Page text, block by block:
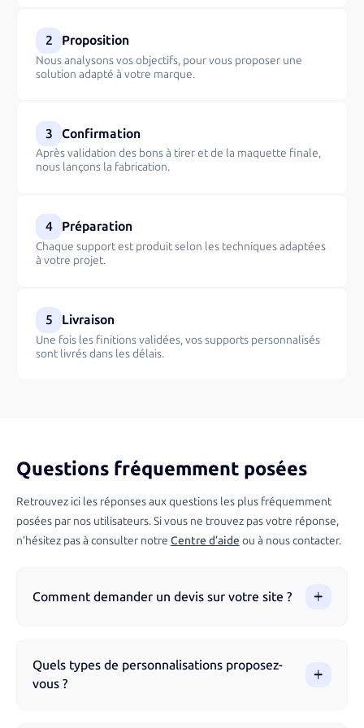
2 Proposition
Nous analysons vos objectifs, pour vous proposer une
solution adapté à votre marque.
3 Confirmation
Après validation des bons à tirer et de la maquette finale,
nous lançons la fabrication.
4 Préparation
Chaque support est produit selon les techniques adaptées
à votre projet.
5 Livraison
Une fois les finitions validées, vos supports personnalisés
sont livrés dans les délais.
Questions fréquemment posées
Retrouvez ici les réponses aux questions les plus fréquemment
posées par nos utilisateurs. Si vous ne trouvez pas votre réponse,
n’hésitez pas à consulter notre Centre d’aide ou à nous contacter.
Comment demander un devis sur votre site ?
Notre équipe vous accompagne à chaque étape pour
garantir un résultat optimal.
Quels types de personnalisations proposez-
vous ?